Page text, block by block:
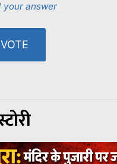
your answer